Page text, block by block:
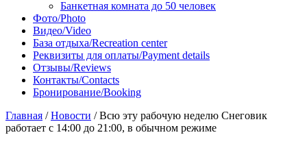
Банкетная комната до 50 человек
Фото/Photo
Видео/Video
База отдыха/Recreation center
Реквизиты для оплаты/Payment details
Отзывы/Reviews
Контакты/Contacts
Бронирование/Booking
Главная /Новости /Всю эту рабочую неделю Снеговик
работает с 14:00 до 21:00, в обычном режиме